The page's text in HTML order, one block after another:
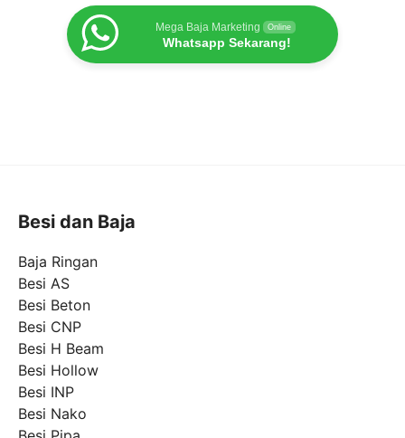
Mega Baja Marketing Online
Whatsapp Sekarang!
Besi dan Baja
Baja Ringan
Besi AS
Besi Beton
Besi CNP
Besi H Beam
Besi Hollow
Besi INP
Besi Nako